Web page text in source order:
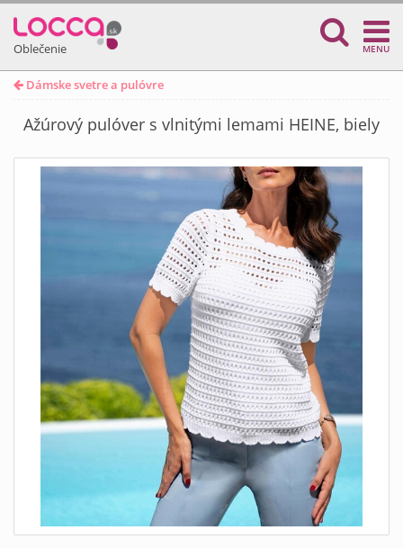
Oblečenie MENU
Dámske svetre a pulóvre
Ažúrový pulóver s vlnitými lemami HEINE, biely